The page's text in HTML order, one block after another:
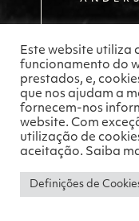
Este website utiliza
funcionamento do
prestados, e,
que nos ajudam a
fornecem-nos
website. Com
utilização de
aceitação. Saiba
Definições de